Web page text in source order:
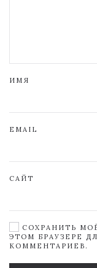
ИМЯ
EMAIL
САЙТ
СОХРАНИТЬ
ЭТОМ БРАУЗЕРЕ
КОММЕНТАРИЕВ.